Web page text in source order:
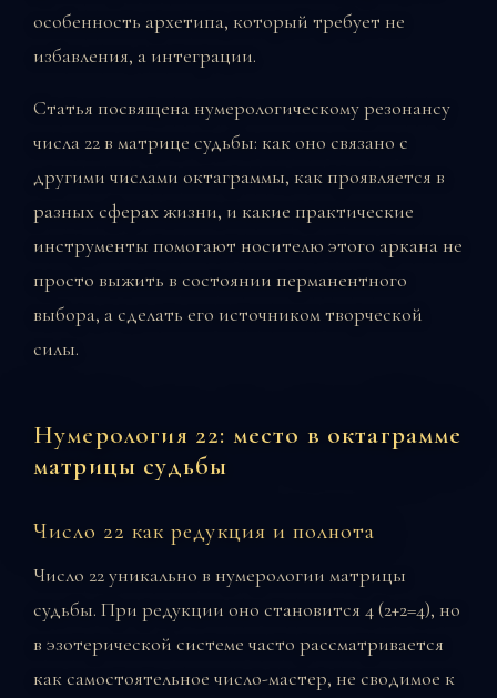
особенность архетипа, который требует не
избавления, а интеграции.
Статья посвящена нумерологическому резонансу
числа 22 в матрице судьбы: как оно связано с
другими числами октаграммы, как проявляется в
разных сферах жизни, и какие практические
инструменты помогают носителю этого аркана не
просто выжить в состоянии перманентного
выбора, а сделать его источником творческой
силы.
Нумерология 22: место в октаграмме
матрицы судьбы
Число 22 как редукция и полнота
Число 22 уникально в нумерологии матрицы
судьбы. При редукции оно становится 4 (2+2=4), но
в эзотерической системе часто рассматривается
как самостоятельное число-мастер, не сводимое к